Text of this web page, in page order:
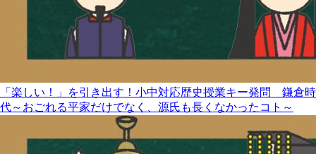
「楽しい！」を引き出す！小中対応歴史授業キー発問 鎌倉時
代～おごれる平家だけでなく、源氏も長くなかったコト～